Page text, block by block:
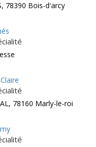
78390 Bois-d'arcy
78160 Marly-le-roi